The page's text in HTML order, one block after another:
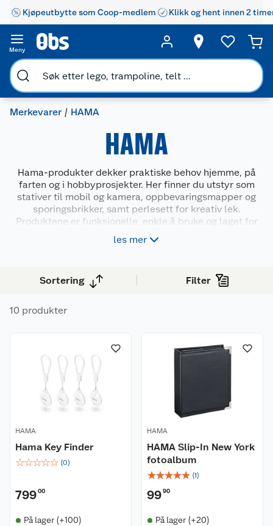
Kjøpeutbytte som Coop-medlem Klikk og hent innen 2
Meny
Merkevarer HAMA
HAMA
Hama-produkter dekker praktiske behov hjemme, på
farten og i hobbyprosjekter. Her finner du utstyr som
stativer til mobil og kamera, oppbevaringsmapper og
sporingsbrikker, samt perlesett for kreativ lek.
Produktene er funksjonelle, enkle å bruke og laget for
daglig bruk. De passer godt for både voksne og barn
som ønsker å organisere, skape eller få bedre oversikt
les mer
Sortering Filter
10 produkter
HAMA
Hama Key Finder
☆☆☆☆☆ (0)
79900
På lager (+100)
HAMA
HAMA Slip-In New York
fotoalbum
☆☆☆☆☆ (1)
9990
På lager (+20)